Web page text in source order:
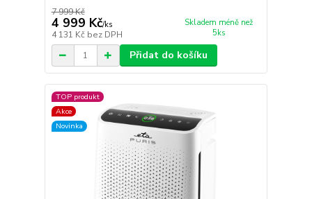
7 999 Kč
4 999 Kč/ks
4 131 Kč bez DPH
Skladem méně než
5ks
Přidat do košíku
TOP produkt
Akce
Novinka